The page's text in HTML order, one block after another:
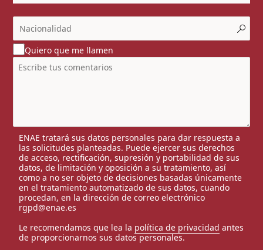
Quiero que me llamen
ENAE tratará sus datos personales para dar respuesta a
las solicitudes planteadas. Puede ejercer sus derechos
de acceso, rectificación, supresión y portabilidad de sus
datos, de limitación y oposición a su tratamiento, así
como a no ser objeto de decisiones basadas únicamente
en el tratamiento automatizado de sus datos, cuando
procedan, en la dirección de correo electrónico
rgpd@enae.es
Le recomendamos que lea la política de privacidad antes
de proporcionarnos sus datos personales.